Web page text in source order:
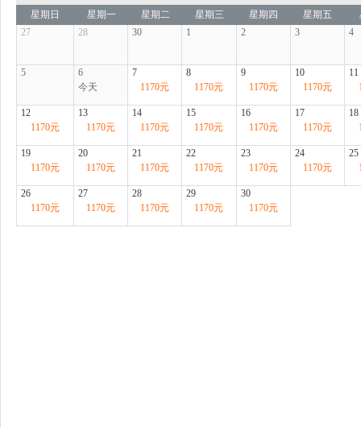
星期日 星期一 星期二 星期三 星期四 星期五
27 28 30 1 2 3 4
5
6
今天
7
1170元
8
1170元
9
1170元
10
1170元
11
12
1170元
13
1170元
14
1170元
15
1170元
16
1170元
17
1170元
18
19
1170元
20
1170元
21
1170元
22
1170元
23
1170元
24
1170元
25
26
1170元
27
1170元
28
1170元
29
1170元
30
1170元